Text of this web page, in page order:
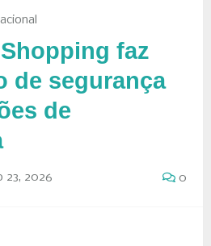
faz
de segurança
de
23, 2026 0